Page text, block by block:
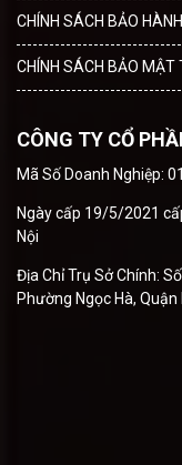
CHÍNH SÁCH BẢO HÀNH
CHÍNH SÁCH BẢO MẬT
CÔNG TY CỔ
Mã Số Doanh Nghiệp:
Ngày cấp 19/5/2021
Nội
Địa Chỉ Trụ Sở Chính:
Phường Ngọc Hà,